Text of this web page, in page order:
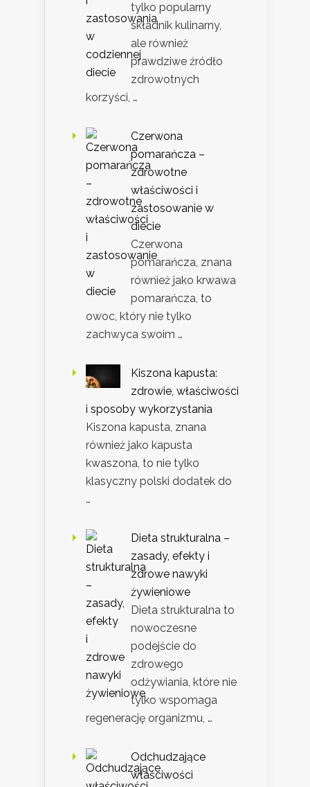
tylko popularny
składnik kulinarny,
ale również
prawdziwe źródło
zdrowotnych
korzyści, …
Czerwona
pomarańcza –
zdrowotne
właściwości i
zastosowanie w
diecie
Czerwona
pomarańcza, znana
również jako krwawa
pomarańcza, to
owoc, który nie tylko
zachwyca swoim …
Kiszona kapusta:
zdrowie, właściwości
i sposoby wykorzystania
Kiszona kapusta, znana
również jako kapusta
kwaszona, to nie tylko
klasyczny polski dodatek do
…
Dieta strukturalna –
zasady, efekty i
zdrowe nawyki
żywieniowe
Dieta strukturalna to
nowoczesne
podejście do
zdrowego
odżywiania, które nie
tylko wspomaga
regenerację organizmu, …
Odchudzające
właściwości